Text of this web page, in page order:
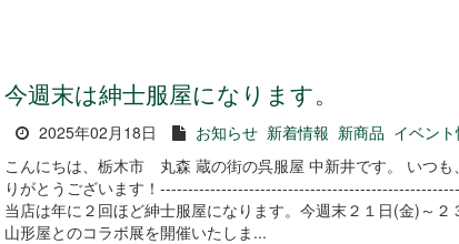
今週末は紳士服屋になります。
2025年02月18日 お知らせ 新着情報 新商品 イベン
こんにちは、栃木市 丸森 蔵の街の呉服屋 中新井です。 いつも
りがとうございます！
当店は年に２回ほど紳士服屋になります。今週末２１日(金)～２
山形屋とのコラボ展を開催いたしま...